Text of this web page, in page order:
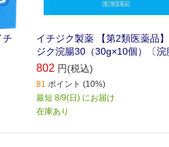
チ
イチジク製薬 【第2類医薬品
ジク浣腸30（30g×10個）〔浣
802 円(税込)
81 ポイント (10%)
最短 8/9(日) にお届け
在庫あり